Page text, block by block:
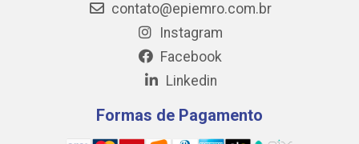
contato@epiemro.com.br
Instagram
Facebook
Linkedin
Formas de Pagamento